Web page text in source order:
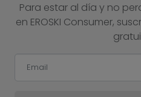
Para estar al día y no
en EROSKI Consumer,